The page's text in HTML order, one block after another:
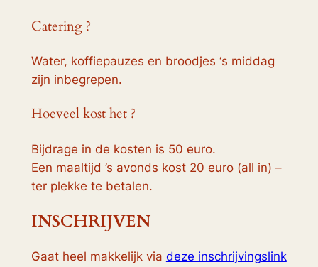
Catering ?
Water, koffiepauzes en broodjes ‘s middag
zijn inbegrepen.
Hoeveel kost het ?
Bijdrage in de kosten is 50 euro.
Een maaltijd ’s avonds kost 20 euro (all in) –
ter plekke te betalen.
INSCHRIJVEN
Gaat heel makkelijk via deze inschrijvingslink